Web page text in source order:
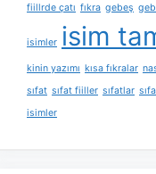
fiillrde çatı fıkra gebeş
isimler isim
kinin yazımı kısa fıkralar
sıfat sıfat fiiller sıfatlar
isimler